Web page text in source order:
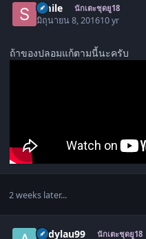
Smile นักเตะชุดยู18
มิถุนายน 8, 201610 yr
ถ้าของปลอมแก้ตามนี้นะครับ
2 weeks later...
andylau99 นักเตะชุดยู18